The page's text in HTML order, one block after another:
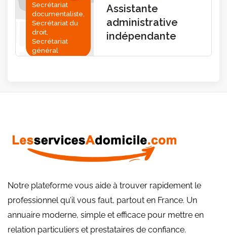
Secrétariat
documentaliste,
Secrétariat du
droit,
Secrétariat
général
Assistante
administrative
indépendante
Notre plateforme vous aide à trouver rapidement le
professionnel qu’il vous faut, partout en France. Un
annuaire moderne, simple et efficace pour mettre en
relation particuliers et prestataires de confiance.